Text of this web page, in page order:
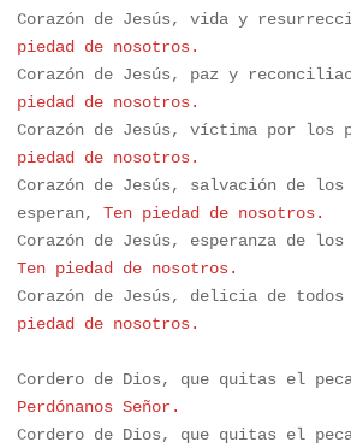
Corazón de Jesús, vida y
piedad de nosotros.
Corazón de Jesús, paz y
piedad de nosotros.
Corazón de Jesús, víctima por los
piedad de nosotros.
Corazón de Jesús, salvación de
esperan, Ten piedad de nosotros.
Ten piedad de nosotros.
Corazón de Jesús, delicia de
piedad de nosotros.
Perdónanos Señor.